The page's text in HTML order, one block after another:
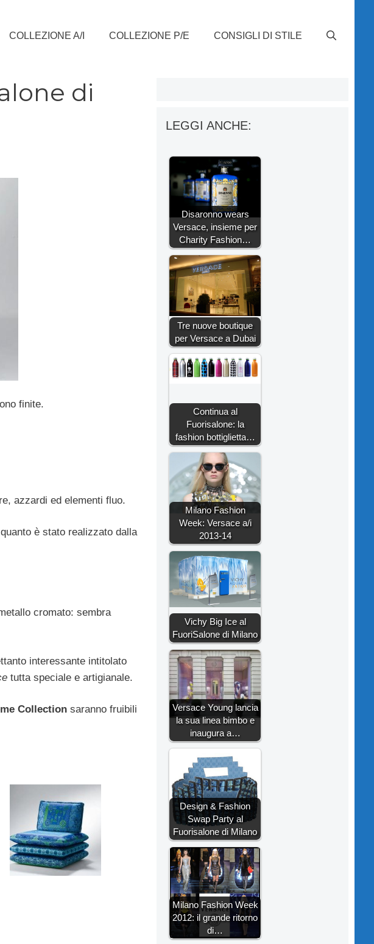
COLLEZIONE A/I COLLEZIONE P/E CONSIGLI DI STILE
di
finite.
azzardi ed elementi fluo.
è stato realizzato dalla
cromato: sembra
interessante intitolato
tutta speciale e artigianale.
Collection saranno fruibili
LEGGI ANCHE:
Disaronno wears
Versace, insieme per
Charity Fashion…
Tre nuove boutique
per Versace a Dubai
Continua al
Fuorisalone: la
fashion bottiglietta…
Milano Fashion
Week: Versace a/i
2013-14
Vichy Big Ice al
FuoriSalone di Milano
Versace Young lancia
la sua linea bimbo e
inaugura a…
Design & Fashion
Swap Party al
Fuorisalone di Milano
Milano Fashion Week
2012: il grande ritorno
di…